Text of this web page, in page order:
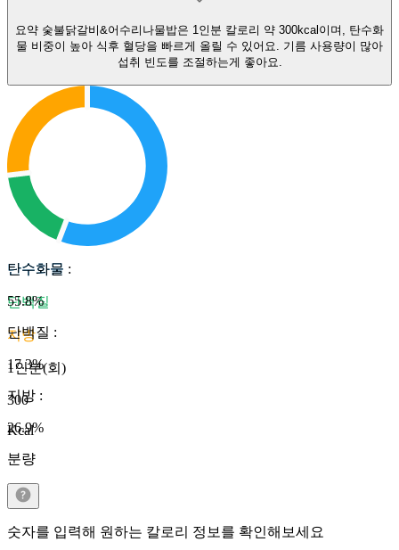
요약 숯불닭갈비&어수리나물밥은 1인분 칼로리 약 300kcal이며, 탄수화
물 비중이 높아 식후 혈당을 빠르게 올릴 수 있어요. 기름 사용량이 많아
섭취 빈도를 조절하는게 좋아요.
탄수화물
단백질
지방
1인분(회)
300
Kcal
탄수화물 :
55.8%
단백질 :
17.3%
지방 :
26.9%
분량
숫자를 입력해 원하는 칼로리 정보를 확인해보세요